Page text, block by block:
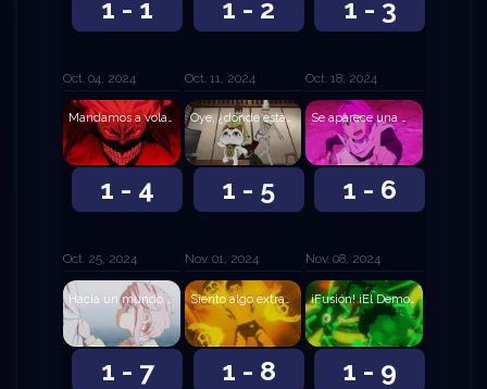
1 - 1
Oct. 04, 2024
1 - 2
Oct. 11, 2024
1 - 3
Oct. 18, 2024
1 - 4
Mandamos a volar a la Turbo Abuela
Oct. 25, 2024
1 - 5
Oye, ¿dónde están tus bolas?
Nov. 01, 2024
1 - 6
Se aparece una mujer peligrosa
Nov. 08, 2024
1 - 7
Hacia un mundo compasivo
1 - 8
Siento algo extraño en el pecho
1 - 9
¡Fusión! ¡El Demonio Dover Nessie Serpiano!